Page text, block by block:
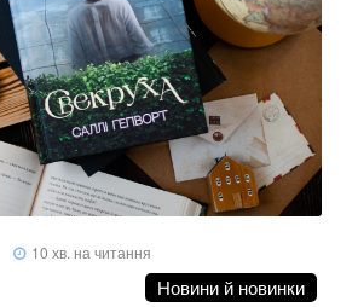
10 хв. на читання
Новини й новинки